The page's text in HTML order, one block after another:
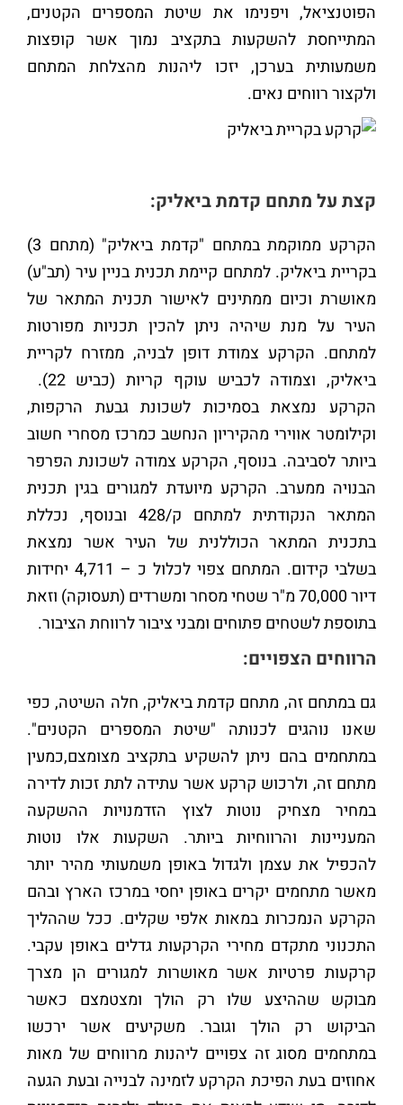
הפוטנציאל, ויפנימו את שיטת המספרים הקטנים,
המתייחסת להשקעות בתקציב נמוך אשר קופצות
משמעותית בערכן, יזכו ליהנות מהצלחת המתחם
ולקצור רווחים נאים.
קצת על מתחם קדמת ביאליק:
הקרקע ממוקמת במתחם "קדמת ביאליק" (מתחם 3)
בקריית ביאליק. למתחם קיימת תכנית בניין עיר (תב"ע)
מאושרת וכיום ממתינים לאישור תכנית המתאר של
העיר על מנת שיהיה ניתן להכין תכניות מפורטות
למתחם. הקרקע צמודת דופן לבניה, ממזרח לקריית
ביאליק, וצמודה לכביש עוקף קריות (כביש 22).
הקרקע נמצאת בסמיכות לשכונת גבעת הרקפות,
וקילומטר אווירי מהקיריון הנחשב כמרכז מסחרי חשוב
ביותר לסביבה. בנוסף, הקרקע צמודה לשכונת הפרפר
הבנויה ממערב. הקרקע מיועדת למגורים בגין תכנית
המתאר הנקודתית למתחם ק/428 ובנוסף, נכללת
בתכנית המתאר הכוללנית של העיר אשר נמצאת
בשלבי קידום. המתחם צפוי לכלול כ – 4,711 יחידות
דיור 70,000 מ"ר שטחי מסחר ומשרדים (תעסוקה) וזאת
בתוספת לשטחים פתוחים ומבני ציבור לרווחת הציבור.
הרווחים הצפויים:
גם במתחם זה, מתחם קדמת ביאליק, חלה השיטה, כפי
שאנו נוהגים לכנותה "שיטת המספרים הקטנים".
במתחמים בהם ניתן להשקיע בתקציב מצומצם,כמעין
מתחם זה, ולרכוש קרקע אשר עתידה לתת זכות לדירה
במחיר מצחיק נוטות לצוץ הזדמנויות ההשקעה
המעניינות והרווחיות ביותר. השקעות אלו נוטות
להכפיל את עצמן ולגדול באופן משמעותי מהיר יותר
מאשר מתחמים יקרים באופן יחסי במרכז הארץ ובהם
הקרקע הנמכרות במאות אלפי שקלים. ככל שההליך
התכנוני מתקדם מחירי הקרקעות גדלים באופן עקבי.
קרקעות פרטיות אשר מאושרות למגורים הן מצרך
מבוקש שההיצע שלו רק הולך ומצטמצם כאשר
הביקוש רק הולך וגובר. משקיעים אשר ירכשו
במתחמים מסוג זה צפויים ליהנות מרווחים של מאות
אחוזים בעת הפיכת הקרקע לזמינה לבנייה ובעת הגעה